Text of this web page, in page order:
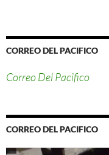
CORREO DEL PACIFICO
Correo Del Pacifico
CORREO DEL PACIFICO